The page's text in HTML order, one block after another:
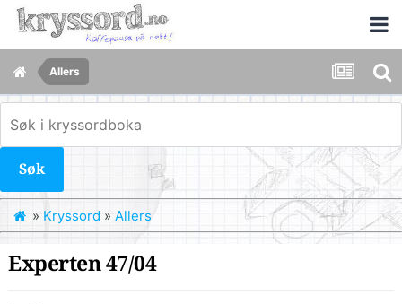
Allers
Søk
» Kryssord » Allers
Experten 47/04